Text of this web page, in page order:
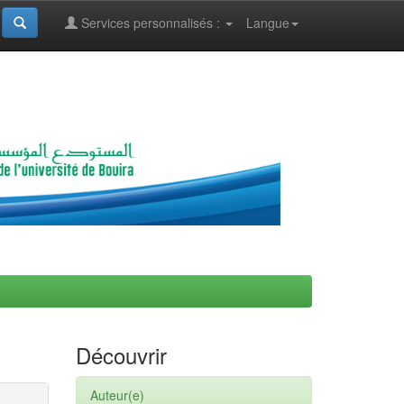
Langue
Services personnalisés :
Découvrir
Auteur(e)